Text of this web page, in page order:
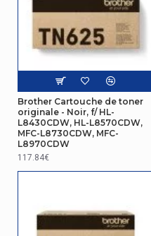
Brother Cartouche de toner
originale - Noir, f/ HL-
L8430CDW, HL-L8570CDW,
MFC-L8730CDW, MFC-
L8970CDW
117.84€